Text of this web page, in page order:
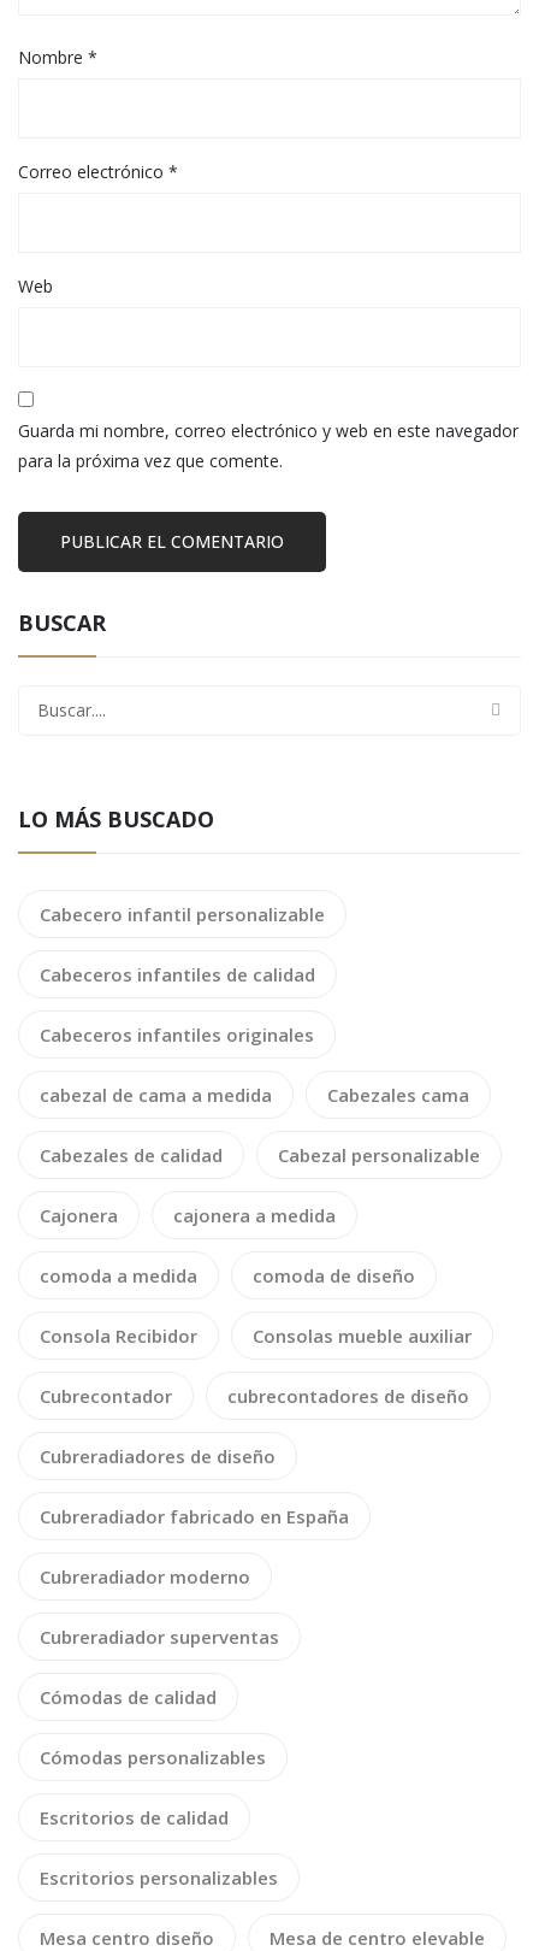
Nombre *
Correo electrónico *
Web
Guarda mi nombre, correo electrónico y web en este navegador
para la próxima vez que comente.
BUSCAR
LO MÁS BUSCADO
Cabecero infantil personalizable
Cabeceros infantiles de calidad
Cabeceros infantiles originales
cabezal de cama a medida Cabezales cama
Cabezales de calidad Cabezal personalizable
Cajonera cajonera a medida
comoda a medida comoda de diseño
Consola Recibidor Consolas mueble auxiliar
Cubrecontador cubrecontadores de diseño
Cubreradiadores de diseño
Cubreradiador fabricado en España
Cubreradiador moderno
Cubreradiador superventas
Cómodas de calidad
Cómodas personalizables
Escritorios de calidad
Escritorios personalizables
Mesa centro diseño Mesa de centro elevable